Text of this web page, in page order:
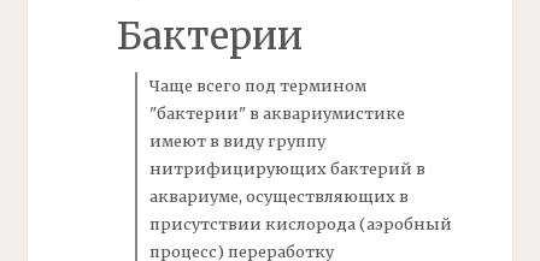
Бактерии
Чаще всего под термином
"бактерии"в аквариумистике
имеют в виду группу
нитрифицирующих бактерий в
аквариуме, осуществляющих в
присутствии кислорода (аэробный
процесс) переработку